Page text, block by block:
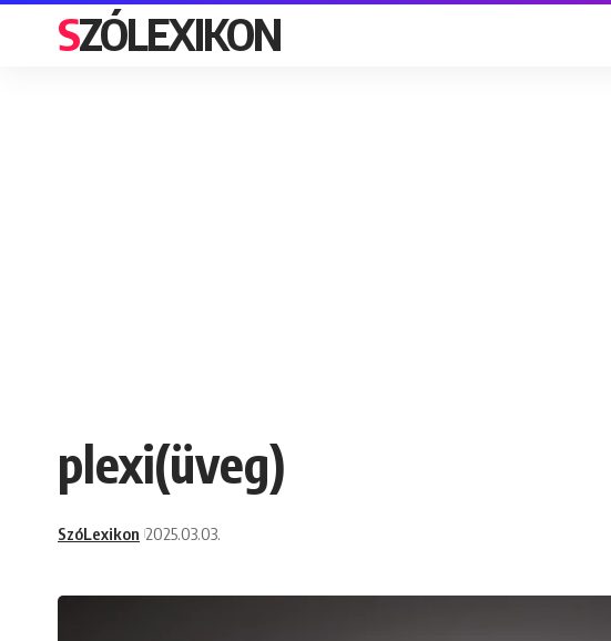
SZÓLEXIKON
plexi(üveg)
SzóLexikon 2025.03.03.